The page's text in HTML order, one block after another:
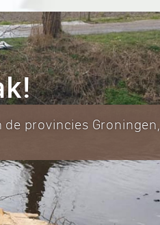
provincies Groningen,